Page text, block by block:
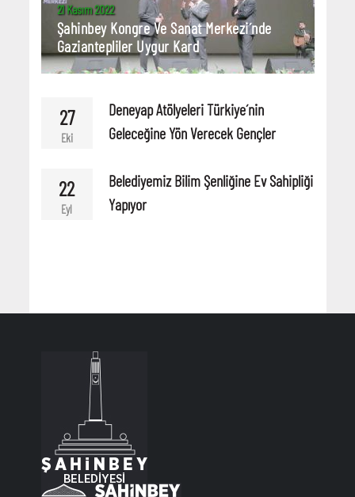
21 Kasım 2022
Şahinbey Kongre Ve Sanat Merkezi´nde
Gaziantepliler Uygur Kard
27
Eki
Deneyap Atölyeleri Türkiye´nin
Geleceğine Yön Verecek Gençler
22
Eyl
Belediyemiz Bilim Şenliğine Ev Sahipliği
Yapıyor